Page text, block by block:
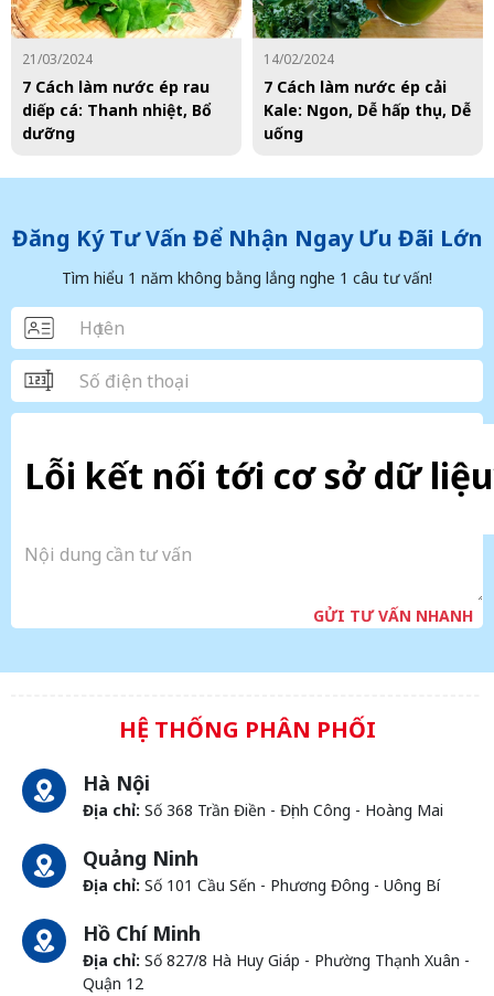
21/03/2024
7 Cách làm nước ép rau
diếp cá: Thanh nhiệt, Bổ
dưỡng
14/02/2024
7 Cách làm nước ép cải
Kale: Ngon, Dễ hấp thụ, Dễ
uống
Đăng Ký Tư Vấn Để Nhận Ngay Ưu Đãi Lớn
Tìm hiểu 1 năm không bằng lắng nghe 1 câu tư vấn!
Lỗi kết nối tới cơ sở dữ liệu
GỬI TƯ VẤN NHANH
HỆ THỐNG PHÂN PHỐI
Hà Nội
Địa chỉ: Số 368 Trần Điền - Định Công - Hoàng Mai
Quảng Ninh
Địa chỉ: Số 101 Cầu Sến - Phương Đông - Uông Bí
Hồ Chí Minh
Địa chỉ: Số 827/8 Hà Huy Giáp - Phường Thạnh Xuân -
Quận 12